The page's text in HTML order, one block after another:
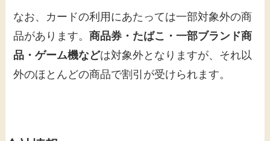
なお、カードの利用にあたっては一部対象外の商
品があります。商品券・たばこ・一部ブランド商
品・ゲーム機などは対象外となりますが、それ以
外のほとんどの商品で割引が受けられます。